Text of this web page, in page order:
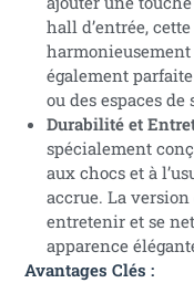
hall d’entrée,
également
ou des espaces
Durabilité et
spécialement
aux chocs et à
accrue. La
entretenir et se
apparence
Avantages Clés :